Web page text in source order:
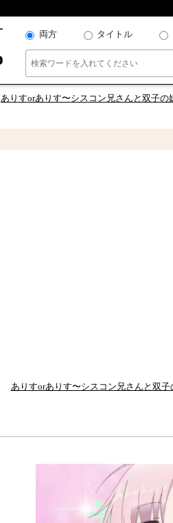
両方 タイトル
ありすorありす〜シスコン兄さんと双子の
ありすorありす〜シスコン兄さんと双